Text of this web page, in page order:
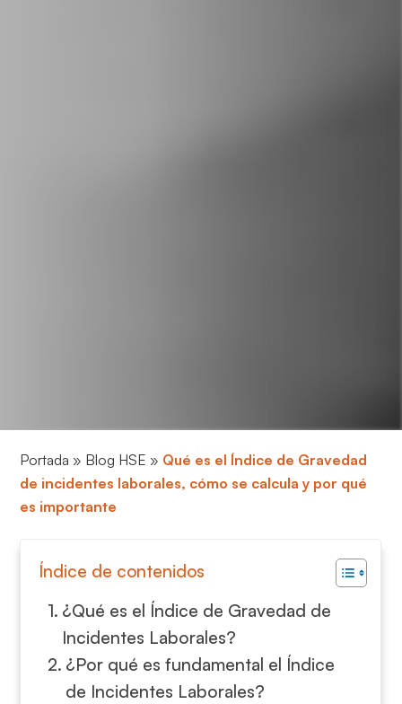
Portada » Blog HSE » Qué es el Índice de Gravedad
de incidentes laborales, cómo se calcula y por qué
es importante
Índice de contenidos
¿Qué es el Índice de Gravedad de
Incidentes Laborales?
¿Por qué es fundamental el Índice
de Incidentes Laborales?